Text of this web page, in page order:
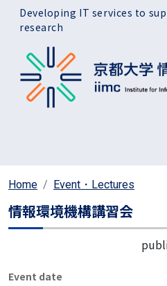
Skip to main content
Developing IT services to
research
Home Event・Lectures
情報環境機構講習会
Event date